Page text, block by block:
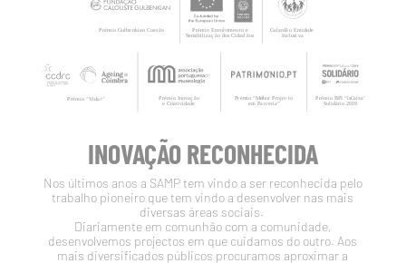
INOVAÇÃO RECONHECIDA
Nos últimos anos a SAMP tem vindo a ser reconhecida pelo
trabalho pioneiro que tem vindo a desenvolver nas mais
diversas áreas sociais.
Diariamente em comunhão com a comunidade,
desenvolvemos projectos em que cuidamos do outro. Aos
mais diversificados públicos procuramos aproximar a